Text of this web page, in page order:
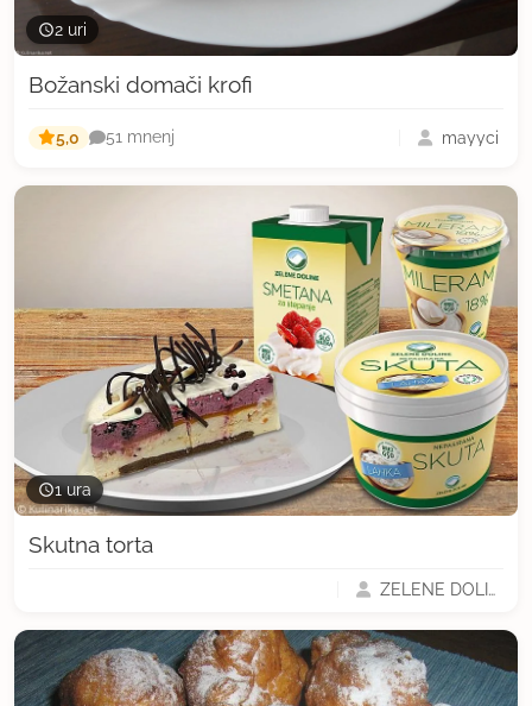
2 uri
Božanski domači krofi
5,0 51 mnenj mayyci
1 ura
Skutna torta
ZELENE DOLINE